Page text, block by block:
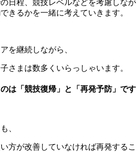
日程、競技レベルなどを考慮しなが
きるかを一緒に考えていきます。
を継続しながら、
さまは数多くいらっしゃいます。
は「競技復帰」と「再発予防」です
、
方が改善していなければ再発するこ